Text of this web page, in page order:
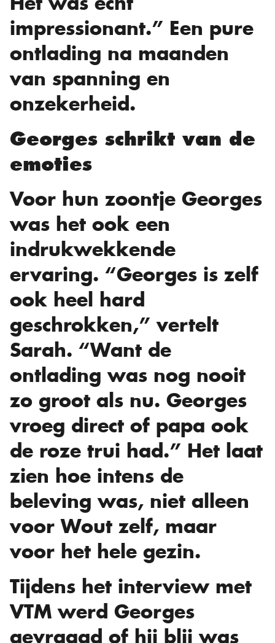
impressionant.” Een pure
ontlading na maanden
van spanning en
onzekerheid.
Georges schrikt van de
emoties
Voor hun zoontje Georges
was het ook een
indrukwekkende
ervaring. “Georges is zelf
ook heel hard
geschrokken,” vertelt
Sarah. “Want de
ontlading was nog nooit
zo groot als nu. Georges
vroeg direct of papa ook
de roze trui had.” Het laat
zien hoe intens de
beleving was, niet alleen
voor Wout zelf, maar
voor het hele gezin.
Tijdens het interview met
VTM werd Georges
gevraagd of hij blij was